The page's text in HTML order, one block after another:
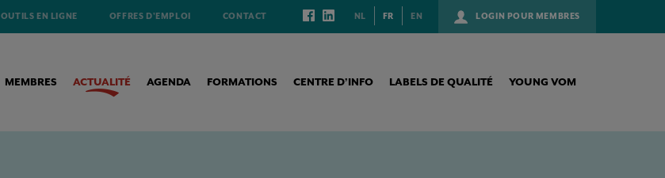
OUTILS EN LIGNE OFFRES D'EMPLOI CONTACT LOGIN POUR MEMBRES
NL FR EN
MEMBRES ACTUALITÉ AGENDA FORMATIONS CENTRE D’INFO LABELS DE QUALITÉ YOUNG VOM